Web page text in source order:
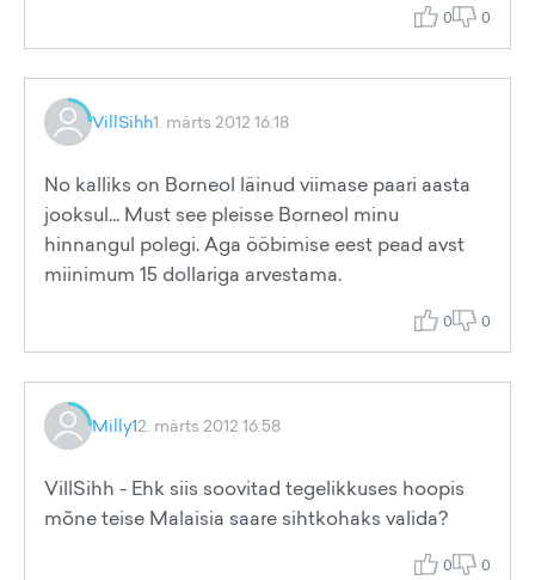
0 0
VillSihh1. märts 2012 16:18
No kalliks on Borneol läinud viimase paari aasta
jooksul... Must see pleisse Borneol minu
hinnangul polegi. Aga ööbimise eest pead avst
miinimum 15 dollariga arvestama.
0 0
Milly12. märts 2012 16:58
VillSihh - Ehk siis soovitad tegelikkuses hoopis
mõne teise Malaisia saare sihtkohaks valida?
0 0